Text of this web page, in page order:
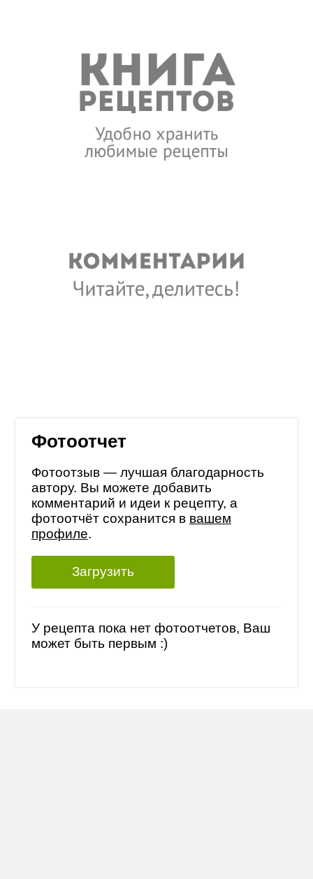
Фотоотчет
Фотоотзыв — лучшая благодарность
автору. Вы можете добавить
комментарий и идеи к рецепту, а
фотоотчёт сохранится в вашем
профиле.
Загрузить
У рецепта пока нет фотоотчетов, Ваш
может быть первым :)